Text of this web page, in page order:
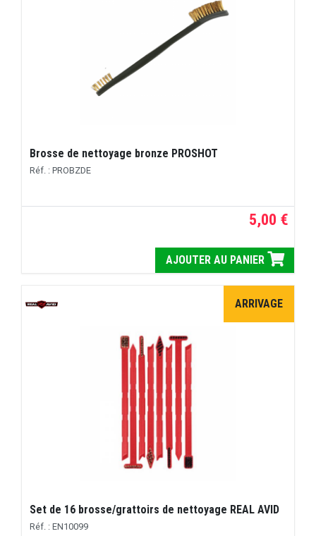
Brosse de nettoyage bronze PROSHOT
Réf. : PROBZDE
5,00 €
AJOUTER AU PANIER
ARRIVAGE
Set de 16 brosse/grattoirs de nettoyage REAL AVID
Réf. : EN10099